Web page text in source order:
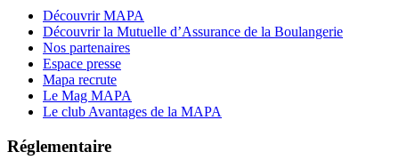
Découvrir MAPA
Découvrir la Mutuelle d’Assurance de la Boulangerie
Nos partenaires
Espace presse
Mapa recrute
Le Mag MAPA
Le club Avantages de la MAPA
Réglementaire